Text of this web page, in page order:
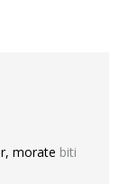
morate biti